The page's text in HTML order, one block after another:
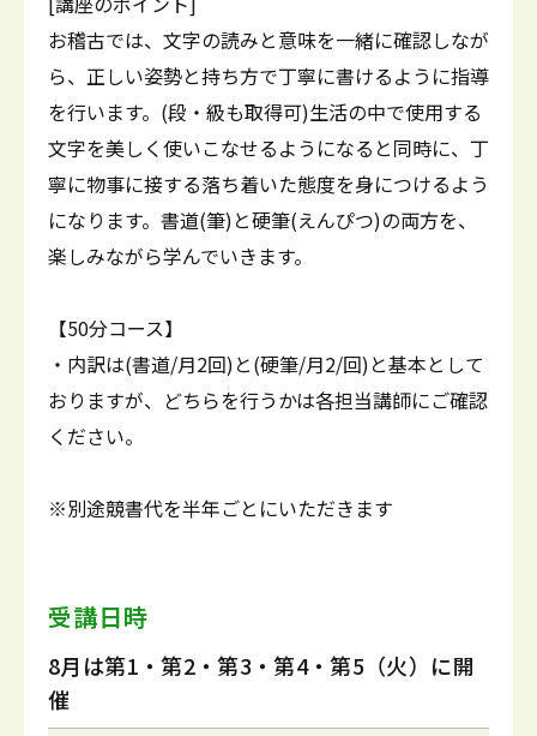
お稽古では、文字の読みと意味を一緒に確認しなが
ら、正しい姿勢と持ち方で丁寧に書けるように指導
を行います。(段・級も取得可)生活の中で使用する
文字を美しく使いこなせるようになると同時に、丁
寧に物事に接する落ち着いた態度を身につけるよう
になります。書道(筆)と硬筆(えんぴつ)の両方を、
楽しみながら学んでいきます。
【50分コース】
・内訳は(書道/月2回)と(硬筆/月2/回)と基本として
おりますが、どちらを行うかは各担当講師にご確認
ください。
※別途競書代を半年ごとにいただきます
受講日時
8月は第1・第2・第3・第4・第5（火）に開
催